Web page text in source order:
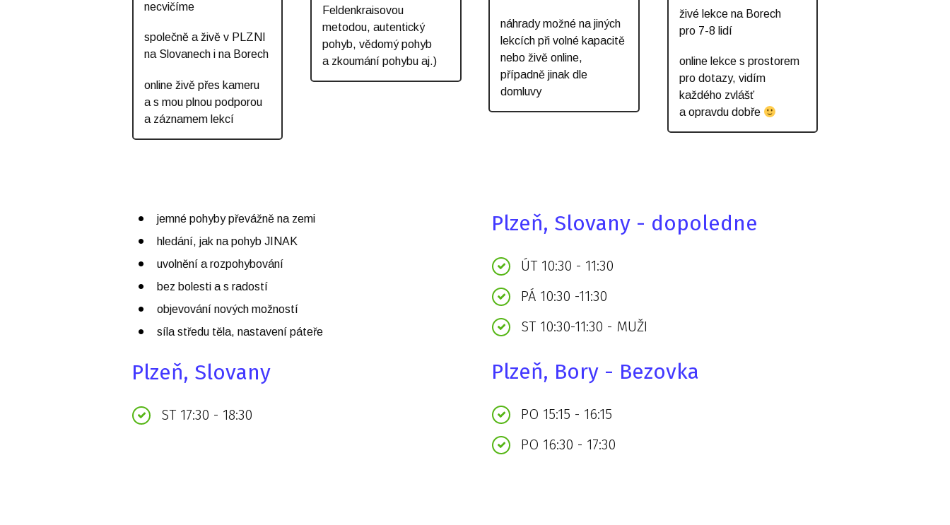
necvičíme
společně a živě v PLZNI
na Slovanech i na Borech
online živě přes kameru
a s mou plnou podporou
a záznamem lekcí
Feldenkraisovou
metodou, autentický
pohyb, vědomý pohyb
a zkoumání pohybu aj.)
náhrady možné na jiných
lekcích při volné kapacitě
nebo živě online,
případně jinak dle
domluvy
živé lekce na Borech
pro 7-8 lidí
online lekce s prostorem
pro dotazy, vidím
každého zvlášť
a opravdu dobře
jemné pohyby převážně na zemi
hledání, jak na pohyb JINAK
uvolnění a rozpohybování
bez bolesti a s radostí
objevování nových možností
síla středu těla, nastavení páteře
Plzeň, Slovany
ST 17:30 - 18:30
Plzeň, Slovany - dopoledne
ÚT 10:30 - 11:30
PÁ 10:30 -11:30
ST 10:30-11:30 - MUŽI
Plzeň, Bory - Bezovka
PO 15:15 - 16:15
PO 16:30 - 17:30